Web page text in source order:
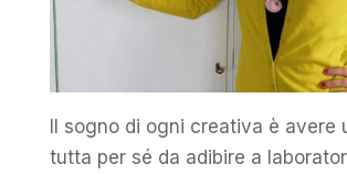
Il sogno di ogni creativa è avere
tutta per sé da adibire a